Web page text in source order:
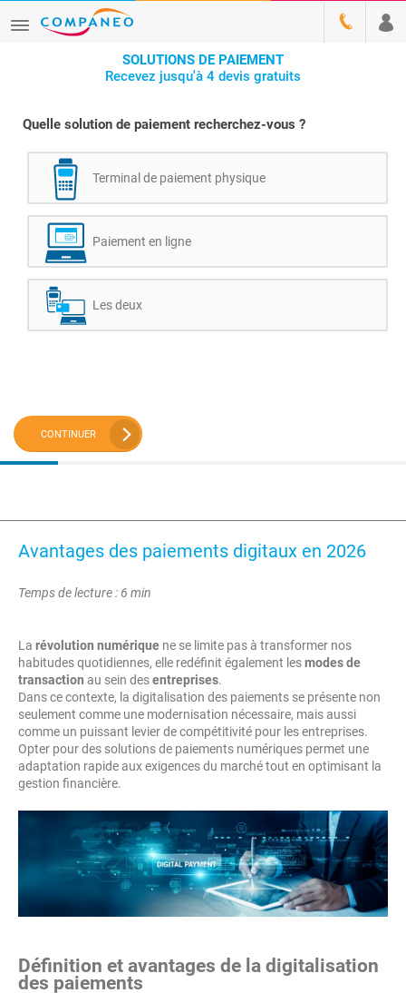
SOLUTIONS DE PAIEMENT
Recevez jusqu'à 4 devis gratuits
Quelle solution de paiement recherchez-vous ?
Terminal de paiement physique
Paiement en ligne
Les deux
CONTINUER
Avantages des paiements digitaux en 2026
Temps de lecture : 6 min
La révolution numérique ne se limite pas à transformer nos
habitudes quotidiennes, elle redéfinit également lesmodes de
transaction au sein desentreprises.
Dans ce contexte, la digitalisation des paiements se présente non
seulement comme une modernisation nécessaire, mais aussi
comme un puissant levier de compétitivité pour les entreprises.
Opter pour des solutions de paiements numériques permet une
adaptation rapide aux exigences du marché tout en optimisant la
gestion financière.
Définition et avantages de la digitalisation
des paiements